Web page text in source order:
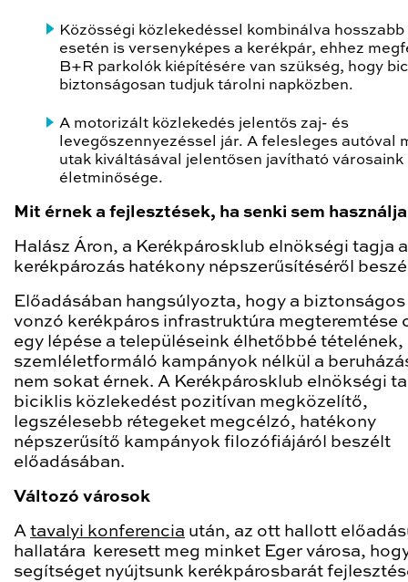
Közösségi közlekedéssel kombinálva hosszabb
esetén is versenyképes a kerékpár, ehhez
B+R parkolók kiépítésére van szükség, hogy
biztonságosan tudjuk tárolni napközben.
A motorizált közlekedés jelentős zaj- és
levegőszennyezéssel jár. A felesleges autóval
utak kiváltásával jelentősen javítható városaink
életminősége.
Mit érnek a fejlesztések, ha senki sem
Halász Áron, a Kerékpárosklub elnökségi tagja
kerékpározás hatékony népszerűsítéséről
Előadásában hangsúlyozta, hogy a biztonságos
vonzó kerékpáros infrastruktúra megteremtése
egy lépése a településeink élhetőbbé tételének,
szemléletformáló kampányok nélkül a
nem sokat érnek. A Kerékpárosklub elnökségi
biciklis közlekedést pozitívan megközelítő,
legszélesebb rétegeket megcélzó, hatékony
népszerűsítő kampányok filozófiájáról beszélt
előadásában.
Változó városok
A tavalyi konferencia után, az ott hallott
hallatára keresett meg minket Eger városa,
segítséget nyújtsunk kerékpárosbarát